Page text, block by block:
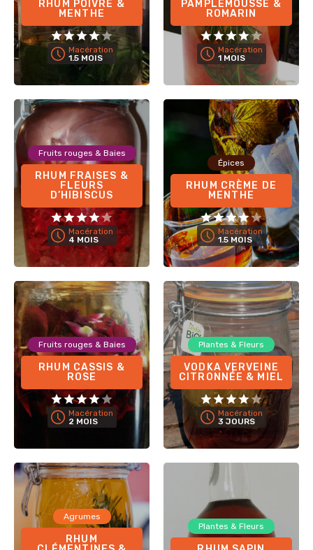
RHUM POIVRE &
MENTHE
Macération
1.5 MOIS
PAMPLEMOUSSE &
ROMARIN
Macération
1 MOIS
Fruits rouges & Baies
RHUM FRAISES &
FLEURS
D’HIBISCUS
Macération
4 MOIS
Épices
RHUM CRÈME DE
MENTHE
Macération
1.5 MOIS
Fruits rouges & Baies
RHUM CASSIS &
ROSE
Macération
2 MOIS
Plantes & Fleurs
VODKA VERVEINE
CITRONNÉE & MIEL
Macération
3 JOURS
Agrumes
RHUM
Plantes & Fleurs